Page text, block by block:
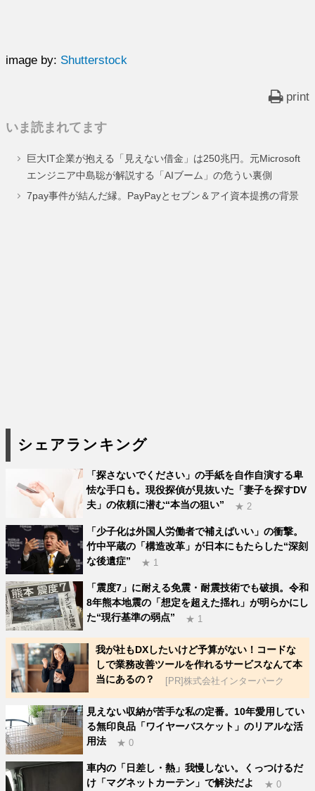
image by: Shutterstock
print
いま読まれてます
巨大IT企業が抱える「見えない借金」は250兆円。元Microsoft
エンジニア中島聡が解説する「AIブーム」の危うい裏側
7pay事件が結んだ縁。PayPayとセブン＆アイ資本提携の背景
シェアランキング
「探さないでください」の手紙を自作自演する卑
怯な手口も。現役探偵が見抜いた「妻子を探すDV
夫」の依頼に潜む“本当の狙い”
★ 2
「少子化は外国人労働者で補えばいい」の衝撃。
竹中平蔵の「構造改革」が日本にもたらした“深刻
な後遺症”
★ 1
「震度7」に耐える免震・耐震技術でも破損。令和
8年熊本地震の「想定を超えた揺れ」が明らかにし
た“現行基準の弱点”
★ 1
我が社もDXしたいけど予算がない！コードな
しで業務改善ツールを作れるサービスなんて本
当にあるの？
[PR]株式会社インターパーク
見えない収納が苦手な私の定番。10年愛用してい
る無印良品「ワイヤーバスケット」のリアルな活
用法
★ 0
車内の「日差し・熱」我慢しない。くっつけるだ
け「マグネットカーテン」で解決だよ
★ 0